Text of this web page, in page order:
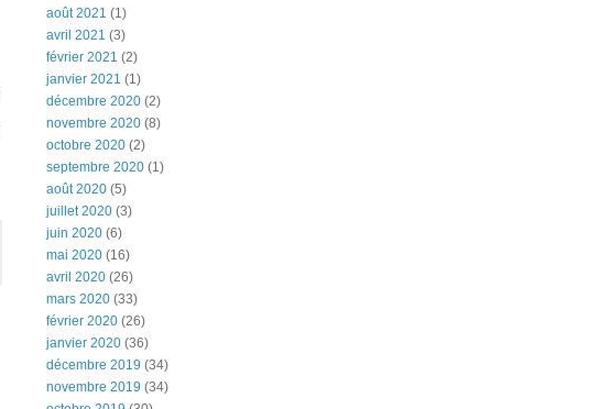
août 2021 (1)
avril 2021 (3)
février 2021 (2)
janvier 2021 (1)
décembre 2020 (2)
novembre 2020 (8)
octobre 2020 (2)
septembre 2020 (1)
août 2020 (5)
juillet 2020 (3)
juin 2020 (6)
mai 2020 (16)
avril 2020 (26)
mars 2020 (33)
février 2020 (26)
janvier 2020 (36)
décembre 2019 (34)
novembre 2019 (34)